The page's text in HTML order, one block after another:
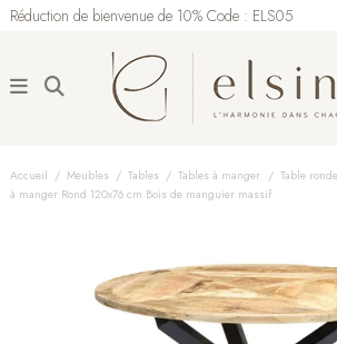
Réduction de bienvenue de 10% Code : ELS05
Accueil Meubles Tables Tables à manger Table
à manger Rond 120x76 cm Bois de manguier massif